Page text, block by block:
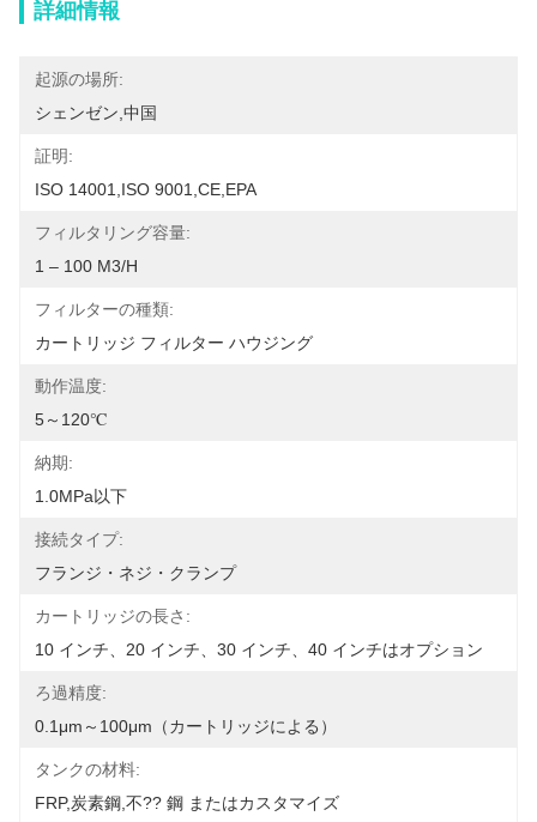
詳細情報
起源の場所:
シェンゼン,中国
証明:
ISO 14001,ISO 9001,CE,EPA
フィルタリング容量:
1 – 100 M3/h
フィルターの種類:
カートリッジ フィルター ハウジング
動作温度:
5～120℃
納期:
1.0MPa以下
接続タイプ:
フランジ・ネジ・クランプ
カートリッジの長さ:
10 インチ、20 インチ、30 インチ、40 インチはオプション
ろ過精度:
0.1μm～100μm（カートリッジによる）
タンクの材料:
FRP,炭素鋼,不?? 鋼 またはカスタマイズ